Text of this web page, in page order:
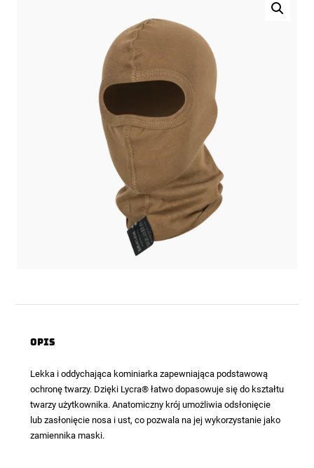
Opis
Lekka i oddychająca kominiarkazapewniająca podstawową
ochronę twarzy. Dzięki Lycra® łatwo dopasowuje się do kształtu
twarzy użytkownika. Anatomiczny krój umożliwia odsłonięcie
lub zasłonięcie nosa i ust, co pozwala na jej wykorzystanie jako
zamiennika maski.